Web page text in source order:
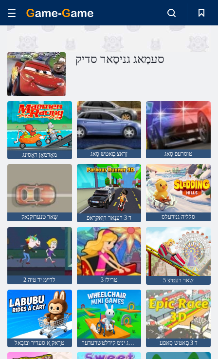
סעמַאג גניסַאר סדיק
מאַדמאַן ראַסינג ןרָאצ םַאטש סַאג טוסרעּפ סַאג
שַאר טנערוקנָאק ד 3 רענַאר רוָאקרַאּפ סלליה גנידעלס
2 לדיימ יד טיה טרילז 3 5 שַאר רעטיצ
טרַאק ַא סעדיר ובובַאל סעמַאג ינימ קידלטשרעדער ד 3 םַאטש סָאּפע